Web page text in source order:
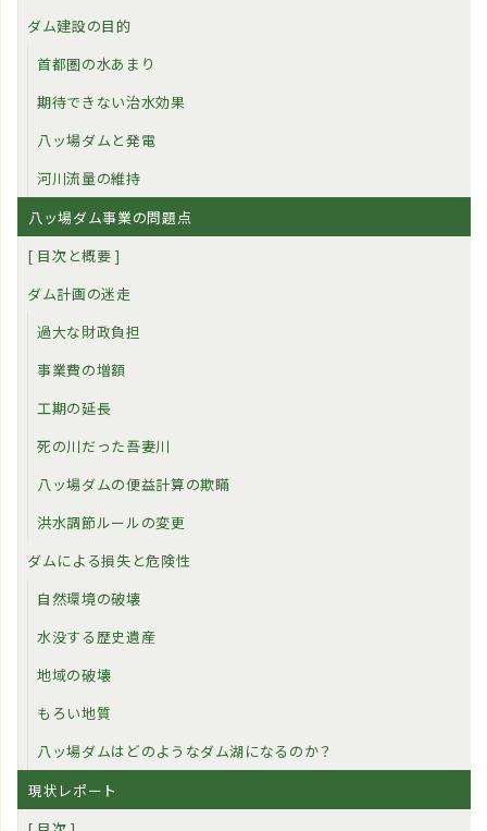
ダム建設の目的
首都圏の水あまり
期待できない治水効果
八ッ場ダムと発電
河川流量の維持
八ッ場ダム事業の問題点
[ 目次と概要 ]
ダム計画の迷走
過大な財政負担
事業費の増額
工期の延長
死の川だった吾妻川
八ッ場ダムの便益計算の欺瞞
洪水調節ルールの変更
ダムによる損失と危険性
自然環境の破壊
水没する歴史遺産
地域の破壊
もろい地質
八ッ場ダムはどのようなダム湖になるのか？
現状レポート